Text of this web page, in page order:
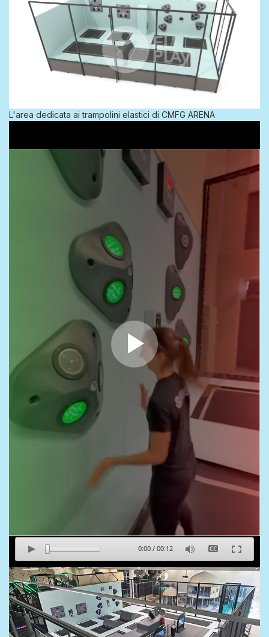
L'area dedicata ai trampolini elastici di CMFG ARENA
0:00 / 00:12